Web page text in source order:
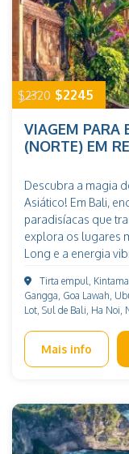
$2320 $2245
VIAGEM PARA
(NORTE) EM
Descubra a magia
Asiático! Em Bali,
paradisíacas que
explora os lugares
Long e a energia
mergulhe em uma
dourados, e outras
fascinantes. Não
mais viagem ao
Tirta empul,
Gangga, Goa Lawah,
Lot, Sul de Bali, Ha Noi,
Mais info